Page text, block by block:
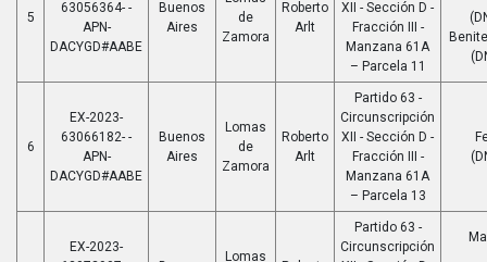
5
63056364- -
APN-
DACYGD#AABE
Buenos
Aires
de
Zamora
Roberto
Arlt
XII - Sección D -
Fracción III -
Manzana 61A
– Parcela 11
6
EX-2023-
63066182- -
APN-
DACYGD#AABE
Buenos
Aires
Lomas
de
Zamora
Roberto
Arlt
Partido 63 -
Circunscripción
XII - Sección D -
Fracción III -
Manzana 61A
– Parcela 13
EX-2023-
Lomas
Partido 63 -
Circunscripción